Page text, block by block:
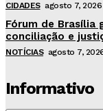
CIDADES agosto 7, 2026
Fórum de Brasília
conciliação e
NOTÍCIAS agosto 7,
Informativo